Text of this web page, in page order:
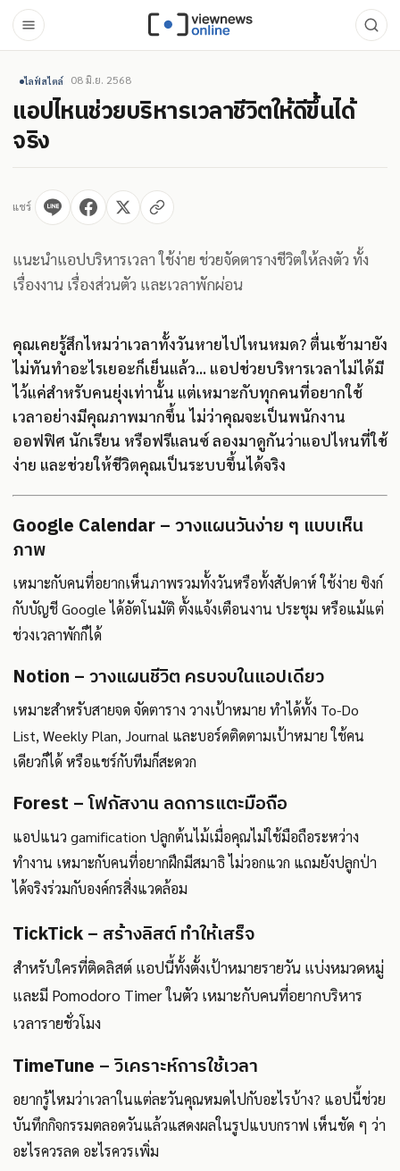
ไลฟ์สไตล์ 08 มิ.ย. 2568
แอปไหนช่วยบริหารเวลาชีวิตให้ดีขึ้นได้
จริง
แชร์
แนะนำแอปบริหารเวลา ใช้ง่าย ช่วยจัดตารางชีวิตให้ลงตัว ทั้ง
เรื่องงาน เรื่องส่วนตัว และเวลาพักผ่อน
คุณเคยรู้สึกไหมว่าเวลาทั้งวันหายไปไหนหมด? ตื่นเช้ามายัง
ไม่ทันทำอะไรเยอะก็เย็นแล้ว… แอปช่วยบริหารเวลาไม่ได้มี
ไว้แค่สำหรับคนยุ่งเท่านั้น แต่เหมาะกับทุกคนที่อยากใช้
เวลาอย่างมีคุณภาพมากขึ้น ไม่ว่าคุณจะเป็นพนักงาน
ออฟฟิศ นักเรียน หรือฟรีแลนซ์ ลองมาดูกันว่าแอปไหนที่ใช้
ง่าย และช่วยให้ชีวิตคุณเป็นระบบขึ้นได้จริง
Google Calendar– วางแผนวันง่าย ๆ แบบเห็น
ภาพ
เหมาะกับคนที่อยากเห็นภาพรวมทั้งวันหรือทั้งสัปดาห์ ใช้ง่าย ซิงก์
กับบัญชี Google ได้อัตโนมัติ ตั้งแจ้งเตือนงาน ประชุม หรือแม้แต่
ช่วงเวลาพักก็ได้
Notion – วางแผนชีวิต ครบจบในแอปเดียว
เหมาะสำหรับสายจด จัดตาราง วางเป้าหมาย ทำได้ทั้ง To-Do
List, Weekly Plan, Journal และบอร์ดติดตามเป้าหมาย ใช้คน
เดียวก็ได้ หรือแชร์กับทีมก็สะดวก
Forest – โฟกัสงาน ลดการแตะมือถือ
แอปแนว gamification ปลูกต้นไม้เมื่อคุณไม่ใช้มือถือระหว่าง
ทำงาน เหมาะกับคนที่อยากฝึกมีสมาธิ ไม่วอกแวก แถมยังปลูกป่า
ได้จริงร่วมกับองค์กรสิ่งแวดล้อม
TickTick– สร้างลิสต์ ทำให้เสร็จ
สำหรับใครที่ติดลิสต์ แอปนี้ทั้งตั้งเป้าหมายรายวัน แบ่งหมวดหมู่
และมี Pomodoro Timer ในตัว เหมาะกับคนที่อยากบริหาร
เวลารายชั่วโมง
TimeTune – วิเคราะห์การใช้เวลา
อยากรู้ไหมว่าเวลาในแต่ละวันคุณหมดไปกับอะไรบ้าง? แอปนี้ช่วย
บันทึกกิจกรรมตลอดวันแล้วแสดงผลในรูปแบบกราฟ เห็นชัด ๆ ว่า
อะไรควรลด อะไรควรเพิ่ม